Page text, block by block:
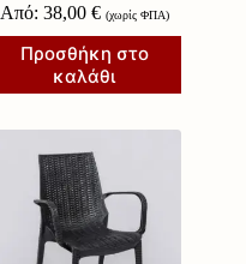
Από: 38,00 € (χωρίς ΦΠΑ)
Προσθήκη στο
καλάθι